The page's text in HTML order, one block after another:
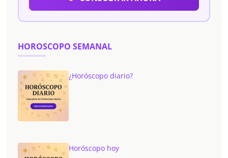
HOROSCOPO SEMANAL
¿Horóscopo diario?
Horóscopo hoy